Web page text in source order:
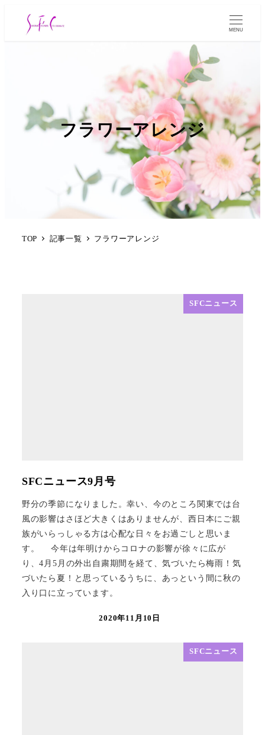
MENU
フラワーアレンジ
TOP 記事一覧 フラワーアレンジ
SFCニュース
SFCニュース9月号
野分の季節になりました。幸い、今のところ関東では台
風の影響はさほど大きくはありませんが、西日本にご親
族がいらっしゃる方は心配な日々をお過ごしと思いま
す。 今年は年明けからコロナの影響が徐々に広が
り、4月5月の外出自粛期間を経て、気づいたら梅雨！気
づいたら夏！と思っているうちに、あっという間に秋の
入り口に立っています。
2020年11月10日
SFCニュース